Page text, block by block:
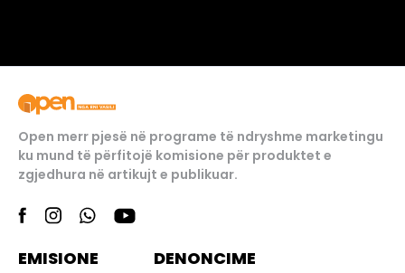
Open merr pjesë në programe të ndryshme marketingu
ku mund të përfitojë komisione për produktet e
zgjedhura në artikujt e publikuar.
EMISIONE
DENONCIME